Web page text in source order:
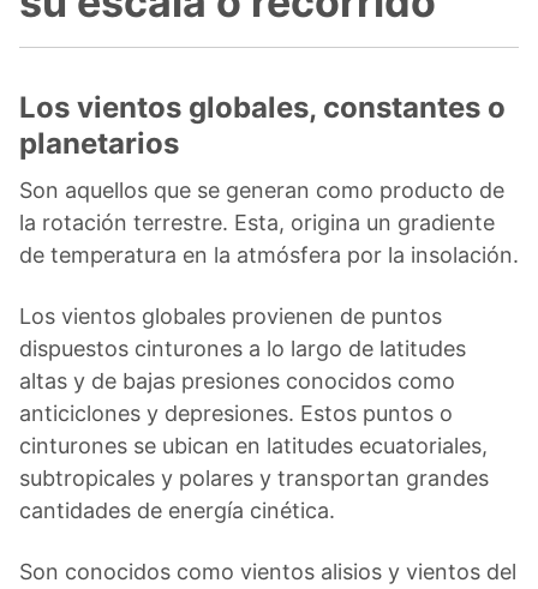
Los vientos globales, constantes o
planetarios
Son aquellos que se generan como producto de
la rotación terrestre. Esta, origina un gradiente
de temperatura en la atmósfera por la insolación.
Los vientos globales provienen de puntos
dispuestos cinturones a lo largo de latitudes
altas y de bajas presiones conocidos como
anticiclones y depresiones. Estos puntos o
cinturones se ubican en latitudes ecuatoriales,
subtropicales y polares y transportan grandes
cantidades de energía cinética.
Son conocidos como vientos alisios y vientos del